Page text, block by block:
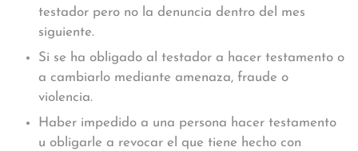
testador pero no la denuncia dentro del mes
siguiente.
Si se ha obligado al testador a hacer testamento o
a cambiarlo mediante amenaza, fraude o
violencia.
Haber impedido a una persona hacer testamento
u obligarle a revocar el que tiene hecho con